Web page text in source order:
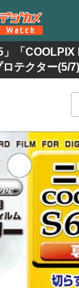
「COOLPIX
ロテクター(5/7)